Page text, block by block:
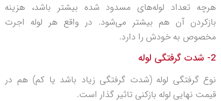
هرچه تعداد لوله‌های مسدود شده بیشتر باشد، هزینه
بازکردن آن هم بیشتر می‌شود. در واقع هر لوله اجرت
مخصوص به خودش را دارد.
2- شدت گرفتگی لوله
نوع گرفتگی لوله (شدت گرفتگی زیاد باشد یا کم) هم در
قیمت نهایی لوله بازکنی تاثیر گذار است.